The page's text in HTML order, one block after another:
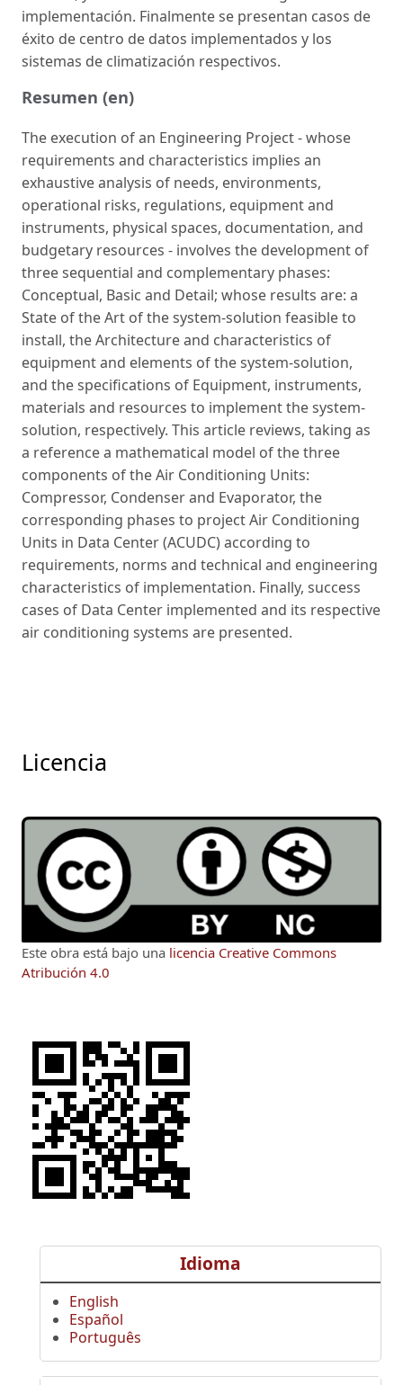
implementación. Finalmente se presentan casos de
éxito de centro de datos implementados y los
sistemas de climatización respectivos.
Resumen (en)
The execution of an Engineering Project - whose
requirements and characteristics implies an
exhaustive analysis of needs, environments,
operational risks, regulations, equipment and
instruments, physical spaces, documentation, and
budgetary resources - involves the development of
three sequential and complementary phases:
Conceptual, Basic and Detail; whose results are: a
State of the Art of the system-solution feasible to
install, the Architecture and characteristics of
equipment and elements of the system-solution,
and the specifications of Equipment, instruments,
materials and resources to implement the system-
solution, respectively. This article reviews, taking as
a reference a mathematical model of the three
components of the Air Conditioning Units:
Compressor, Condenser and Evaporator, the
corresponding phases to project Air Conditioning
Units in Data Center (ACUDC) according to
requirements, norms and technical and engineering
characteristics of implementation. Finally, success
cases of Data Center implemented and its respective
air conditioning systems are presented.
Licencia
Este obra está bajo una licencia Creative Commons
Atribución 4.0
Idioma
English
Español
Português